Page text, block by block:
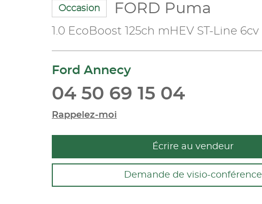
Occasion FORD Puma
1.0 EcoBoost 125ch mHEV ST-Line 6cv
Ford Annecy
04 50 69 15 04
Rappelez-moi
Écrire au vendeur
Demande de visio-conférence